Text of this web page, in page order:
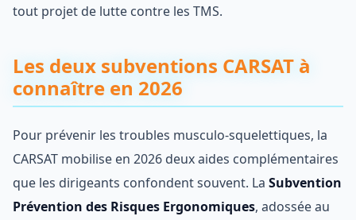
tout projet de lutte contre les TMS.
Les deux subventions CARSAT à
connaître en 2026
Pour prévenir les troubles musculo-squelettiques, la
CARSAT mobilise en 2026 deux aides complémentaires
que les dirigeants confondent souvent. La Subvention
Prévention des Risques Ergonomiques, adossée au